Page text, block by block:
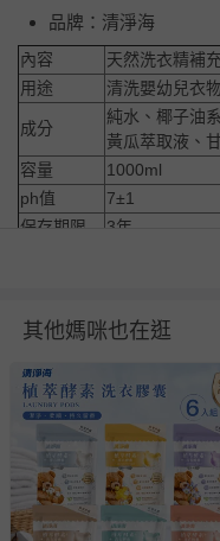
品牌：清淨海
內容
天然洗衣精補
用途
清洗嬰幼兒衣
成分
純水、椰子油
黃瓜萃取液、
容量
1000ml
ph值
7±1
保存期限
3年
注意事項：
2.用後肌膚若感到不
3.請放置在嬰兒拿不
4.本產品一經拆封使
退貨。
退換貨須知
您所購買的商品享有
其他媽咪也在逛